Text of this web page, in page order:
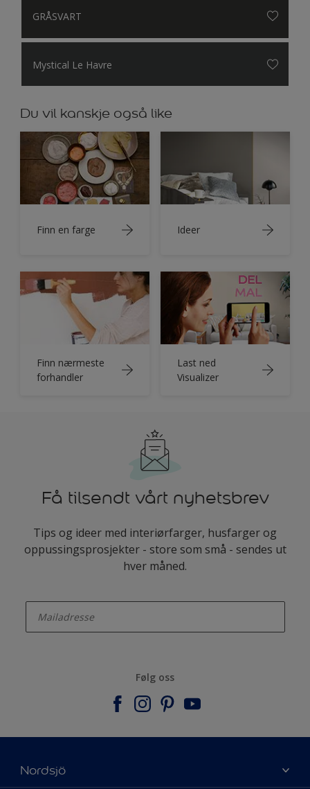
GRÅSVART
Mystical Le Havre
Du vil kanskje også like
Finn en farge Ideer
Finn nærmeste
forhandler
Last ned
Visualizer
Få tilsendt vårt nyhetsbrev
Tips og ideer med interiørfarger, husfarger og
oppussingsprosjekter - store som små - sendes ut
hver måned.
Følg oss
Nordsjö